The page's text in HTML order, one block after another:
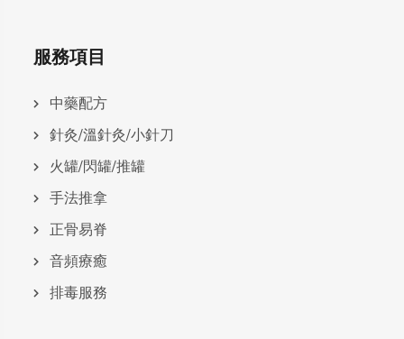
服務項目
中藥配方
針灸/溫針灸/小針刀
火罐/閃罐/推罐
手法推拿
正骨易脊
⾳頻療癒
排毒服務